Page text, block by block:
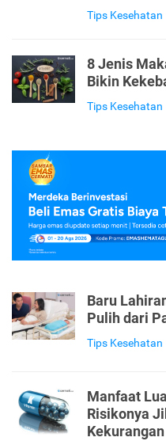
Tips Kesehatan
8 Jenis
Bikin
Tips Kesehatan
Baru
Pulih dari
Tips Kesehatan
Manfaat
Risikonya
Kekurangan